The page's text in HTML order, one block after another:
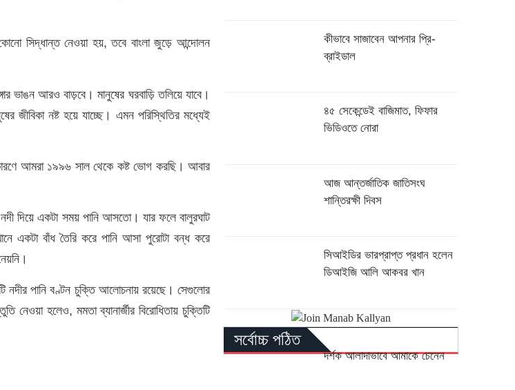
সিদ্ধান্ত নেওয়া হয়, তবে বাংলা জুড়ে আন্দোলন
ভাঙন আরও বাড়বে। মানুষের ঘরবাড়ি তলিয়ে যাবে।
জীবিকা নষ্ট হয়ে যাচ্ছে। এমন পরিস্থিতির মধ্যেই
আমরা ১৯৯৬ সাল থেকে কষ্ট ভোগ করছি। আবার
দিয়ে একটা সময় পানি আসতো। যার ফলে বালুরঘাট
একটা বাঁধ তৈরি করে পানি আসা পুরোটা বন্ধ করে
নদীর পানি বণ্টন চুক্তি আলোচনায় রয়েছে। সেগুলোর
হলেও, মমতা ব্যানার্জীর বিরোধিতায় চুক্তিটি
কীভাবে সাজাবেন আপনার প্রি-
ব্রাইডাল
৪৫ সেকেন্ডেই বাজিমাত, ফিফার
ভিডিওতে নোরা
আজ আন্তর্জাতিক জাতিসংঘ
শান্তিরক্ষী দিবস
সিআইডির ভারপ্রাপ্ত প্রধান হলেন
ডিআইজি আলি আকবর খান
সর্বোচ্চ পঠিত
দর্শক আলাদাভাবে আমাকে চেনেন